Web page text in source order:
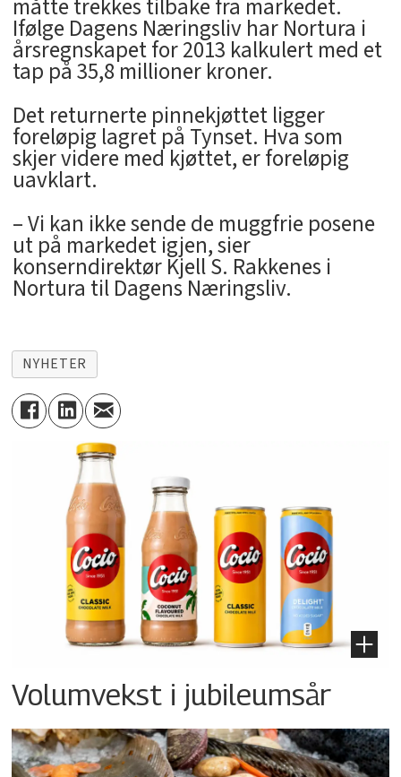
måtte trekkes tilbake fra markedet.
Ifølge Dagens Næringsliv har Nortura i
årsregnskapet for 2013 kalkulert med et
tap på 35,8 millioner kroner.
Det returnerte pinnekjøttet ligger
foreløpig lagret på Tynset. Hva som
skjer videre med kjøttet, er foreløpig
uavklart.
– Vi kan ikke sende de muggfrie posene
ut på markedet igjen, sier
konserndirektør Kjell S. Rakkenes i
Nortura til Dagens Næringsliv.
NYHETER
Volumvekst i jubileumsår